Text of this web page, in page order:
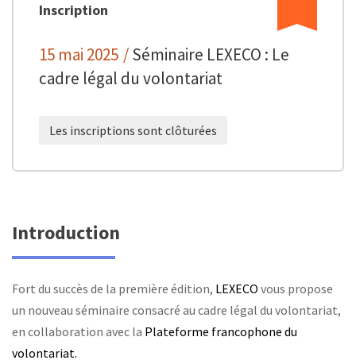
Inscription
15 mai 2025 /Séminaire LEXECO : Le
cadre légal du volontariat
Les inscriptions sont clôturées
Introduction
Fort du succès de la première édition, LEXECO vous propose
un nouveau séminaire consacré au cadre légal du volontariat,
en collaboration avec la Plateforme francophone du
volontariat.